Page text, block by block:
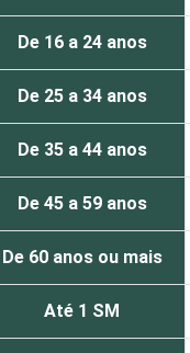
De 16 a 24 anos
De 25 a 34 anos
De 35 a 44 anos
De 45 a 59 anos
De 60 anos ou mais
Até 1 SM